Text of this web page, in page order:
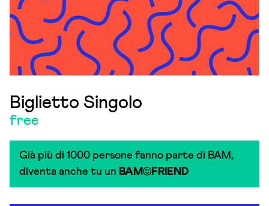
Biglietto Singolo
free
Già più di 1000 persone fanno parte di BAM,
diventa anche tu un BAM FRIEND